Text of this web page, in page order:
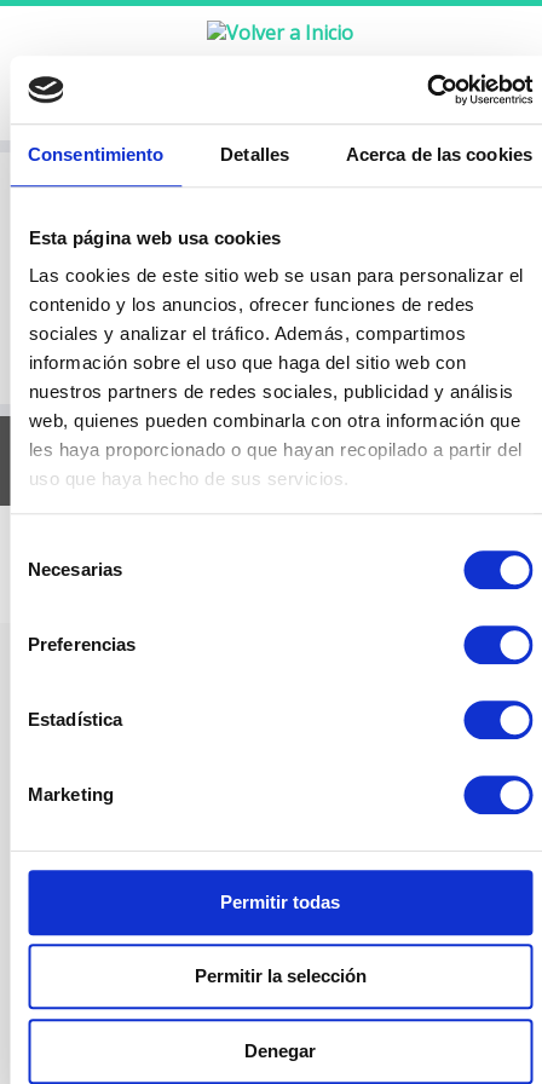
Consentimiento Detalles Acerca de las cookies
Esta página web usa cookies
Las cookies de este sitio web se usan para personalizar el
contenido y los anuncios, ofrecer funciones de redes
sociales y analizar el tráfico. Además, compartimos
información sobre el uso que haga del sitio web con
nuestros partners de redes sociales, publicidad y análisis
web, quienes pueden combinarla con otra información que
les haya proporcionado o que hayan recopilado a partir del
uso que haya hecho de sus servicios.
Necesarias
Preferencias
Estadística
Marketing
Permitir todas
Permitir la selección
Denegar
Aviso legal Política de privacidad Política de Cookies
·© 2026 Fisioterapia Victor Lapeña Press Customizr